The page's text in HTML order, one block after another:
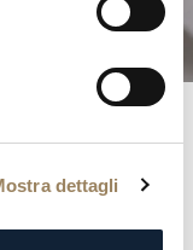
dettagli